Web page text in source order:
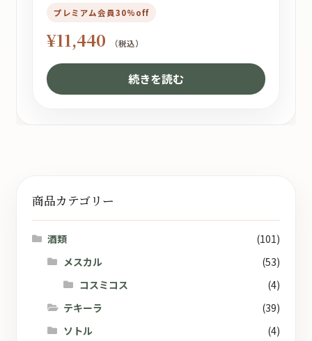
プレミアム会員30%off
¥11,440 （税込）
続きを読む
商品カテゴリー
酒類
(101)
メスカル
(53)
コスミコス
(4)
テキーラ
(39)
ソトル
(4)